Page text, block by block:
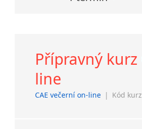
Přípravný
line
CAE večerní on-line | Kód